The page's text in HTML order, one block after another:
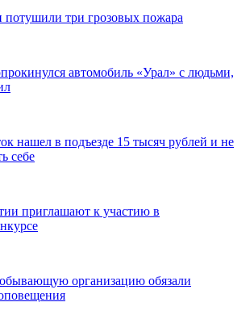
потушили три грозовых пожара
автомобиль «Урал» с людьми,
нашел в подъезде 15 тысяч рублей и не
себе
приглашают к участию в
организацию обязали